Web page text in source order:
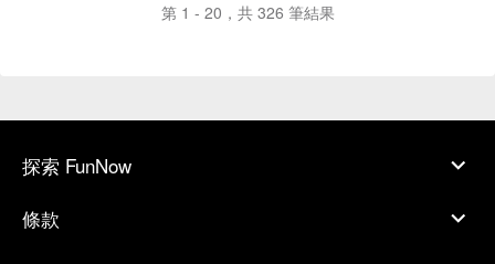
第 1 - 20，共 326 筆結果
探索 FunNow
條款